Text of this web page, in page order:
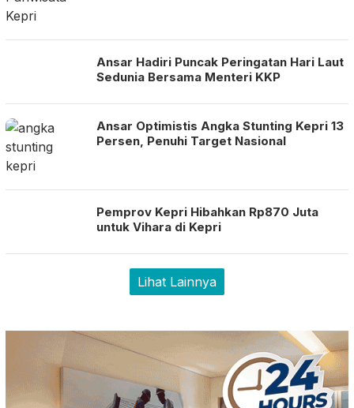
Ansar Hadiri Puncak Peringatan Hari Laut
Sedunia Bersama Menteri KKP
Ansar Optimistis Angka Stunting Kepri 13
Persen, Penuhi Target Nasional
Pemprov Kepri Hibahkan Rp870 Juta
untuk Vihara di Kepri
Lihat Lainnya